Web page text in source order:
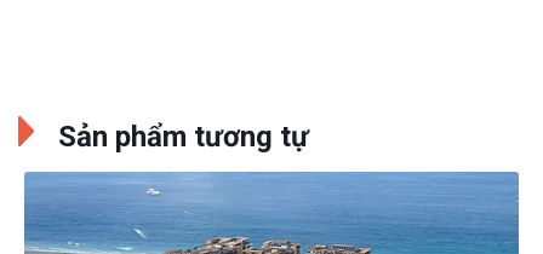
Sản phẩm tương tự